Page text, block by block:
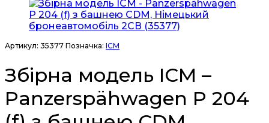
Артикул: 35377 Позначка: ICM
Збірна модель ICM –
Panzerspähwagen P 204